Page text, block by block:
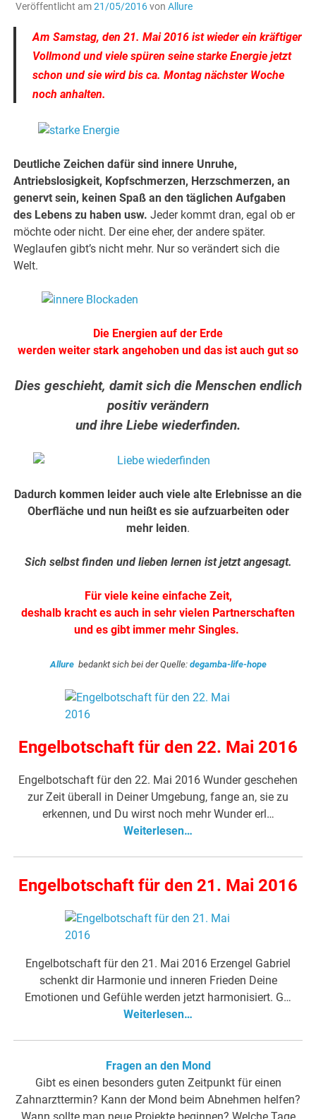
Veröffentlicht am21/05/2016von Allure
Am Samstag, den 21. Mai 2016 ist wieder ein kräftiger
Vollmond und viele spüren seine starke Energie jetzt
schon und sie wird bis ca. Montag nächster Woche
noch anhalten.
Deutliche Zeichen dafür sind innere Unruhe,
Antriebslosigkeit, Kopfschmerzen, Herzschmerzen, an
genervt sein, keinen Spaß an den täglichen Aufgaben
des Lebens zu haben usw. Jeder kommt dran, egal ob er
möchte oder nicht. Der eine eher, der andere später.
Weglaufen gibt’s nicht mehr. Nur so verändert sich die
Welt.
Die Energien auf der Erde
werden weiter stark angehoben und das ist auch gut so
Dies geschieht, damit sich die Menschen endlich
positiv verändern
und ihre Liebe wiederfinden.
Dadurch kommen leider auch viele alte Erlebnisse an die
Oberfläche und nun heißt es sie aufzuarbeiten oder
mehr leiden.
Sich selbst finden und lieben lernen ist jetzt angesagt.
Für viele keine einfache Zeit,
deshalb kracht es auch in sehr vielen Partnerschaften
und es gibt immer mehr Singles.
Allure bedankt sich bei der Quelle: degamba-life-hope
Engelbotschaft für den 22. Mai 2016
Engelbotschaft für den 22. Mai 2016 Wunder geschehen
zur Zeit überall in Deiner Umgebung, fange an, sie zu
erkennen, und Du wirst noch mehr Wunder erl…
Weiterlesen…
Engelbotschaft für den 21. Mai 2016
Engelbotschaft für den 21. Mai 2016 Erzengel Gabriel
schenkt dir Harmonie und inneren Frieden Deine
Emotionen und Gefühle werden jetzt harmonisiert. G…
Weiterlesen…
Fragen an den Mond
Gibt es einen besonders guten Zeitpunkt für einen
Zahnarzttermin? Kann der Mond beim Abnehmen helfen?